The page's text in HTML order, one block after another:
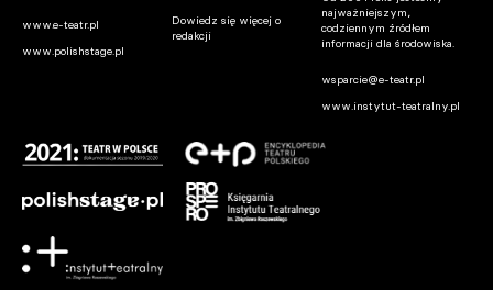
www.e-teatr.pl
www.polishstage.pl
Dowiedz się więcej o
redakcji
najważniejszym,
codziennym źródłem
informacji dla środowiska.
wsparcie@e-teatr.pl
www.instytut-teatralny.pl